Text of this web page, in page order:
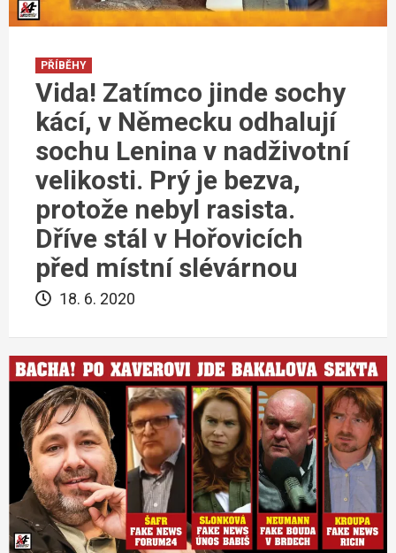
PŘÍBĚHY
Vida! Zatímco jinde sochy
kácí, v Německu odhalují
sochu Lenina v nadživotní
velikosti. Prý je bezva,
protože nebyl rasista.
Dříve stál v Hořovicích
před místní slévárnou
18. 6. 2020